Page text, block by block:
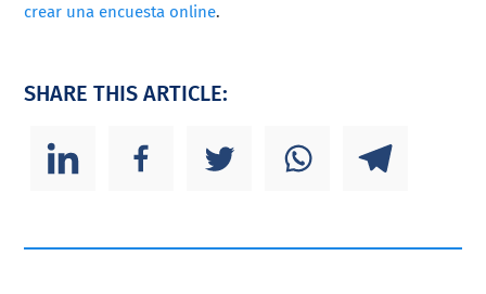
crear una encuesta online.
SHARE THIS ARTICLE: